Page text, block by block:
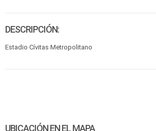
DESCRIPCIÓN:
Estadio Cívitas Metropolitano
UBICACIÓN EN EL MAPA